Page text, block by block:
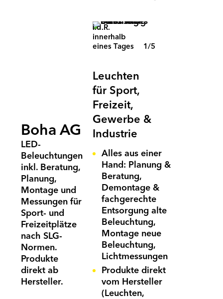
Boha AG
LED-
Beleuchtungen
inkl. Beratung,
Planung,
Montage und
Messungen für
Sport- und
Freizeitplätze
nach SLG-
Normen.
Produkte
direkt ab
Hersteller.
i.d.R.
innerhalb
eines Tages
1/5
Leuchten
für Sport,
Freizeit,
Gewerbe &
Industrie
Alles aus einer
Hand: Planung &
Beratung,
Demontage &
fachgerechte
Entsorgung alte
Beleuchtung,
Montage neue
Beleuchtung,
Lichtmessungen
Produkte direkt
vom Hersteller
(Leuchten,
Weiterlesen mit einer
Mitgliedschaft
Mitglieder-Login
Bereits registriert? Hier loggen Sie sich mit Ihrer E-Mail
und Passwort ein. Zum ersten Mal hier? Bitte registrieren
Sie sich einmalig über "Registrieren" mit Ihrer